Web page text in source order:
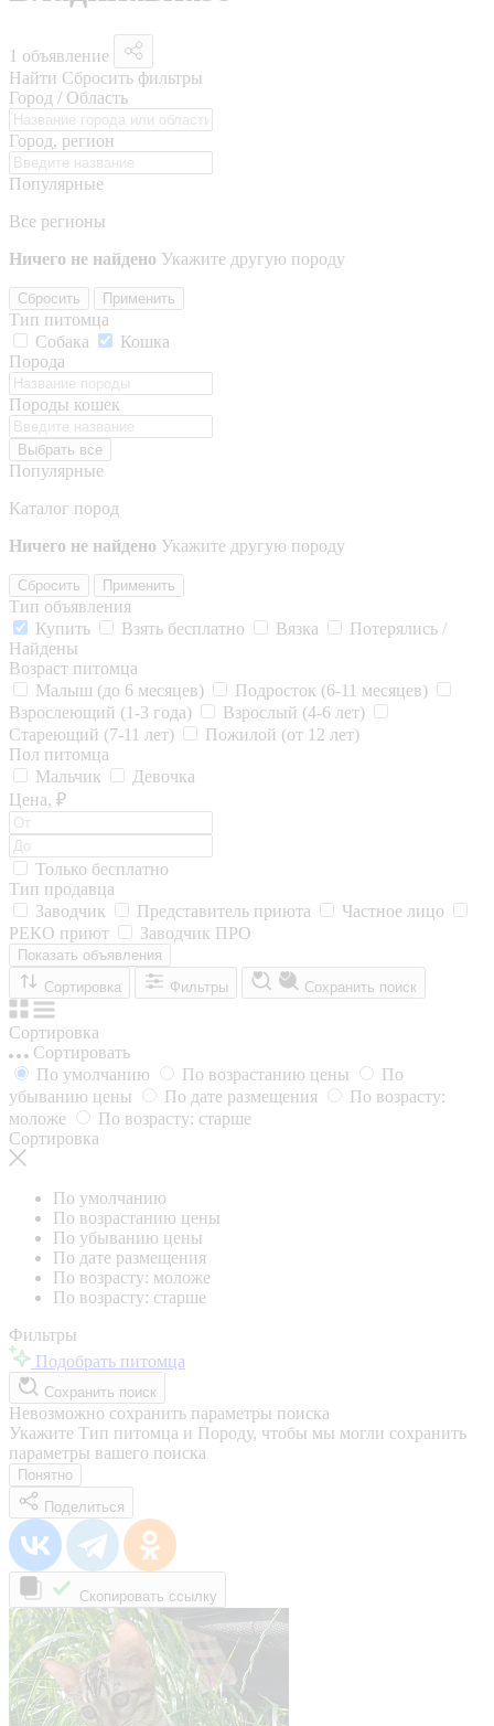
1 объявление
Найти Сбросить фильтры
Город / Область
Город, регион
Популярные
Все регионы
Ничего не найдено Укажите другую породу
Сбросить Применить
Тип питомца
Собака
Кошка
Порода
Породы кошек
Выбрать все
Популярные
Каталог пород
Ничего не найдено Укажите другую породу
Сбросить Применить
Тип объявления
Купить
Взять бесплатно Вязка
Потерялись /
Найдены
Возраст питомца
Малыш (до 6 месяцев)
Подросток (6-11 месяцев)
Взрослеющий (1-3 года)
Взрослый (4-6 лет)
Стареющий (7-11 лет)
Пожилой (от 12 лет)
Пол питомца
Мальчик
Девочка
Цена, ₽
Только бесплатно
Тип продавца
Заводчик
Представитель приюта
Частное лицо
РЕКО приют
Заводчик ПРО
Показать объявления
Сортировка
Фильтры Сохранить поиск
Сортировка
Сортировать
По умолчанию
По возрастанию цены
По
убыванию цены
По дате размещения
По возрасту:
моложе
По возрасту: старше
Сортировка
По умолчанию
По возрастанию цены
По убыванию цены
По дате размещения
По возрасту: моложе
По возрасту: старше
Фильтры
Подобрать питомца
Сохранить поиск
Невозможно сохранить параметры поиска
Укажите Тип питомца и Породу, чтобы мы могли сохранить
параметры вашего поиска
Понятно
Поделиться
Скопировать ссылку